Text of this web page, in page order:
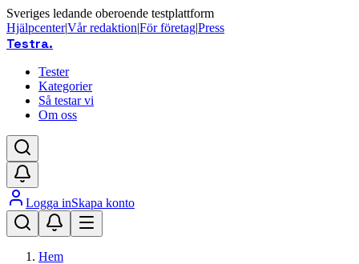
Sveriges ledande oberoende testplattform
Hjälpcenter|Vår redaktion|För företag|Press
Testra.
Tester
Kategorier
Så testar vi
Om oss
Logga inSkapa konto
Hem